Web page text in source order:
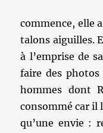
commence, elle
talons aiguilles.
à l’emprise de
faire des
hommes dont
consommé car il
qu’une envie :